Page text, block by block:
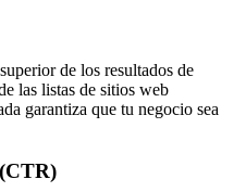
de los resultados de
las listas de sitios web
garantiza que tu negocio sea